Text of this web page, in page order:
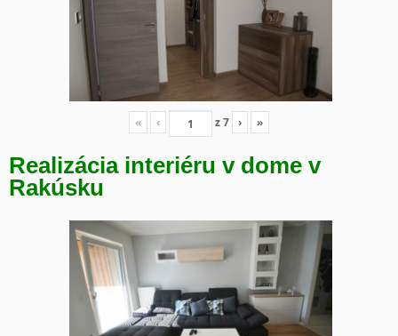
« ‹ z7 › »
Realizácia interiéru v dome v
Rakúsku